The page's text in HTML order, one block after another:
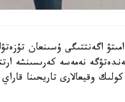
اگەنتتىگى ۇسىنعان
تومەندەتۋگە نەمەسە
وقيعالارى تاريحىنا